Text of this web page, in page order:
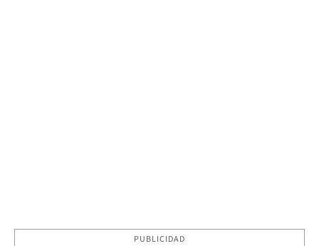
PUBLICIDAD